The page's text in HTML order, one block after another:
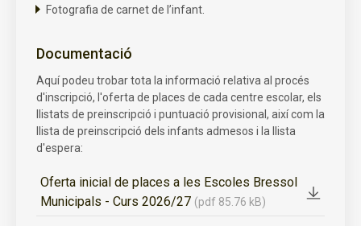
Fotografia de carnet de l’infant.
Documentació
Aquí podeu trobar tota la informació relativa al procés
d'inscripció, l'oferta de places de cada centre escolar, els
llistats de preinscripció i puntuació provisional, així com la
llista de preinscripció dels infants admesos i la llista
d'espera:
Oferta inicial de places a les Escoles Bressol
Municipals - Curs 2026/27 (pdf 85.76 kB)